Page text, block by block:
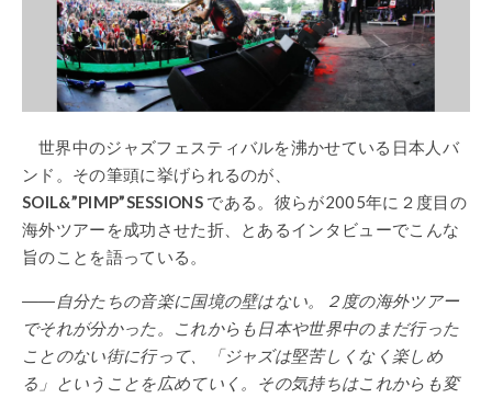
世界中のジャズフェスティバルを沸かせている日本人バ
ンド。その筆頭に挙げられるのが、
SOIL&”PIMP”SESSIONS である。彼らが2005年に２度目の
海外ツアーを成功させた折、とあるインタビューでこんな
旨のことを語っている。
――自分たちの音楽に国境の壁はない。２度の海外ツアー
でそれが分かった。これからも日本や世界中のまだ行った
ことのない街に行って、「ジャズは堅苦しくなく楽しめ
る」ということを広めていく。その気持ちはこれからも変